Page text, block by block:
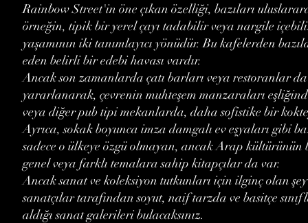
Rainbow Street'in öne çıkan özelliği, bazıları
örneğin, tipik bir yerel çayı tadabilir veya nargile
yaşamının iki tanımlayıcı yönüdür. Bu kafelerden
eden belirli bir edebi havası vardır.
Ancak son zamanlarda çatı barları veya restoranlar
yararlanarak, çevrenin muhteşem manzaraları
veya diğer pub tipi mekanlarda, daha sofistike bir
Ayrıca, sokak boyunca imza damgalı ev eşyaları gibi
sadece o ülkeye özgü olmayan, ancak Arap
genel veya farklı temalara sahip kitapçılar da var.
Ancak sanat ve koleksiyon tutkunları için ilginç olan
sanatçılar tarafından soyut, naif tarzda ve basitçe
aldığı sanat galerileri bulacaksınız.